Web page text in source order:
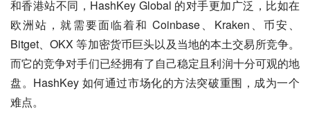
香港虚拟资产 OTC 门店，常见于商场、写字楼或街边铺面
在交易所业务方面，HashKey Exchange 和 HashKey